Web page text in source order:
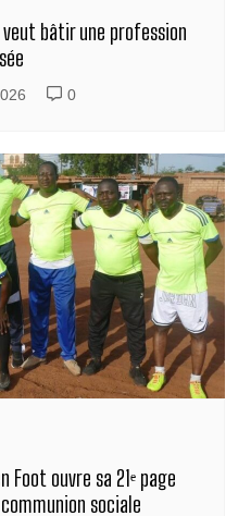
veut bâtir une profession
0
Foot ouvre sa 21ᵉ page
sociale